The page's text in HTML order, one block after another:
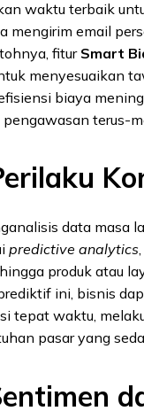
waktu terbaik
mengirim email
fitur Smart
menyesuaikan
biaya
terus-
data masa
predictive analytics
produk atau
ini, bisnis
tepat waktu,
pasar yang